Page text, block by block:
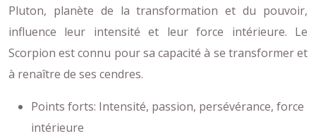
Pluton, planète de la transformation et du pouvoir,
influence leur intensité et leur force intérieure. Le
Scorpion est connu pour sa capacité à se transformer et
à renaître de ses cendres.
Points forts: Intensité, passion, persévérance, force
intérieure